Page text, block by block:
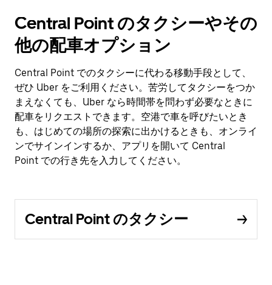
Central Point のタクシーやその
他の配車オプション
Central Point でのタクシーに代わる移動手段として、
ぜひ Uber をご利用ください。苦労してタクシーをつか
まえなくても、Uber なら時間帯を問わず必要なときに
配車をリクエストできます。空港で車を呼びたいとき
も、はじめての場所の探索に出かけるときも、オンライ
ンでサインインするか、アプリを開いて Central
Point での行き先を入力してください。
Central Point のタクシー